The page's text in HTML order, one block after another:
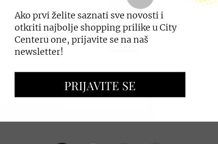
PRIJAVI SE
ZAKUP PROSTORA
OGLAŠAVANJE I PROMOCIJE
Ako prvi želite saznati sve novosti i
otkriti najbolje shopping prilike u City
Centeru one, prijavite se na naš
newsletter!
PRIJAVITE SE